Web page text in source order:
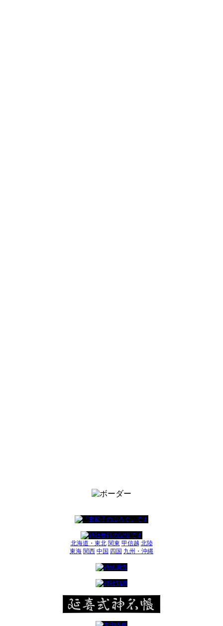
北海道・東北 関東 甲信越 北陸
東海 関西 中国 四国 九州・沖縄